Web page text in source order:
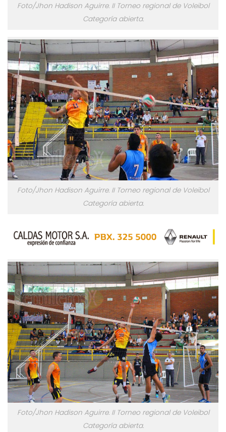
Foto/Jhon Hadison Aguirre. II Torneo regional de Voleibol
Categoría abierta.
Foto/Jhon Hadison Aguirre. II Torneo regional de Voleibol
Categoría abierta.
Foto/Jhon Hadison Aguirre. II Torneo regional de Voleibol
Categoría abierta.